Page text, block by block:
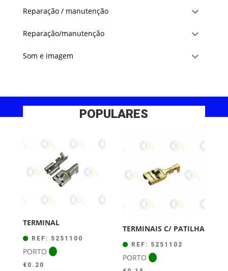
Reparação / manutenção
Reparação/manutenção
Som e imagem
POPULARES
TERMINAL
REF: 5251100
PORTO
€ 0.20
TERMINAIS C/ PATILHA
REF: 5251102
PORTO